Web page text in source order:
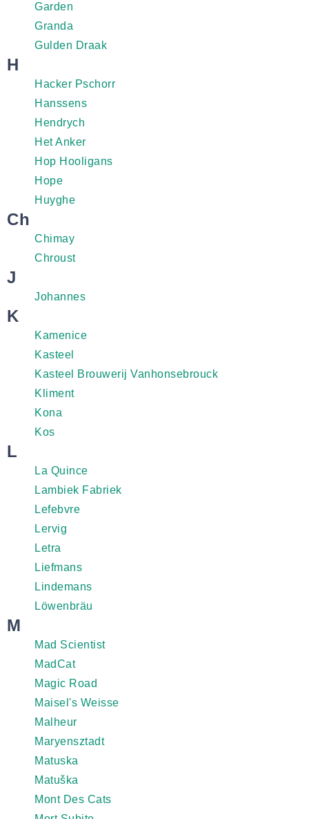
Garden
Granda
Gulden Draak
H
Hacker Pschorr
Hanssens
Hendrych
Het Anker
Hop Hooligans
Hope
Huyghe
Ch
Chimay
Chroust
J
Johannes
K
Kamenice
Kasteel
Kasteel Brouwerij Vanhonsebrouck
Kliment
Kona
Kos
L
La Quince
Lambiek Fabriek
Lefebvre
Lervig
Letra
Liefmans
Lindemans
Löwenbräu
M
Mad Scientist
MadCat
Magic Road
Maisel's Weisse
Malheur
Maryensztadt
Matuska
Matuška
Mont Des Cats